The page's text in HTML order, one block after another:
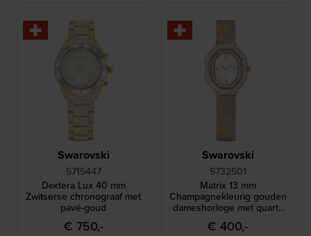
Swarovski
5715447
Dextera Lux 40 mm
Zwitserse chronograaf met
pavé-goud
€ 750,-
Swarovski
5732501
Matrix 13 mm
Champagnekleurig gouden
dameshorloge met quartz
uurwerk en kristallen
€ 400,-